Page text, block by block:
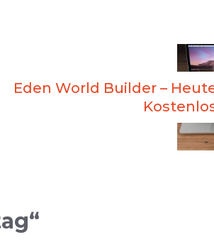
Eden World Builder –